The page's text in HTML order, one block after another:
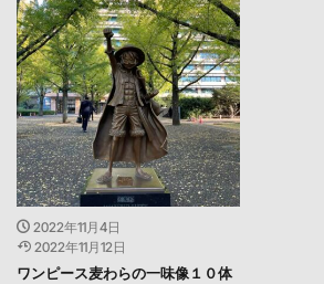
2022年11月4日
2022年11月12日
ワンピース麦わらの一味像１０体